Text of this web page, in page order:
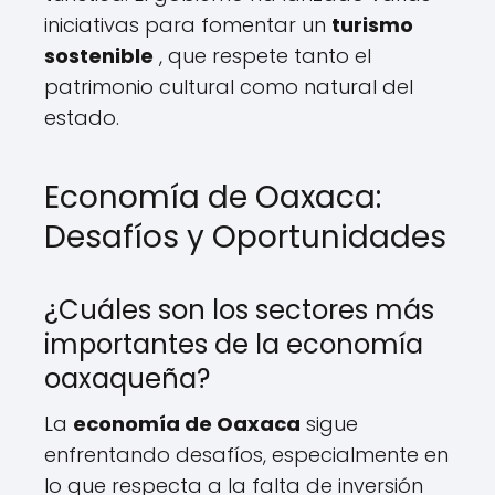
iniciativas para fomentar un turismo
sostenible , que respete tanto el
patrimonio cultural como natural del
estado.
Economía de Oaxaca:
Desafíos y Oportunidades
¿Cuáles son los sectores más
importantes de la economía
oaxaqueña?
La economía de Oaxaca sigue
enfrentando desafíos, especialmente en
lo que respecta a la falta de inversión